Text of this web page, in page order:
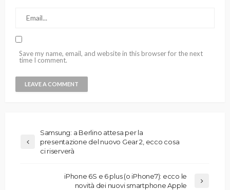
Save my name, email, and website in this browser for the next
time I comment.
Samsung: a Berlino attesa per la
presentazione del nuovo Gear 2, ecco cosa
ci riserverà
iPhone 6S e 6 plus (o iPhone7): ecco le
novità dei nuovi smartphone Apple